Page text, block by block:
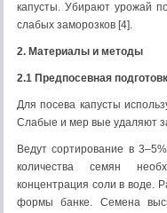
капусты. Убирают урожай
слабых заморозков [4].
2. Материалы и методы
2.1 Предпосевная
Для посева капусты
Слабые и мер вые удаляют
Ведут сортирование в
количества семян
концентрация соли в воде.
формы банке. Семена